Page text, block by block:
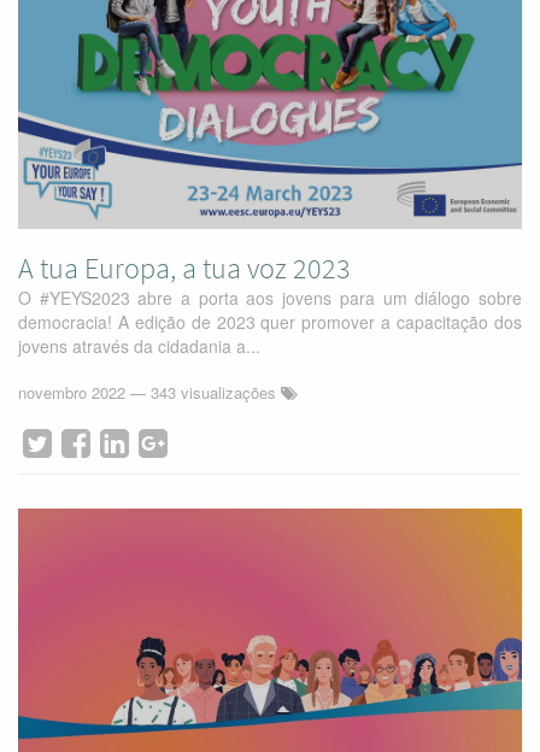
A tua Europa, a tua voz 2023
O #YEYS2023 abre a porta aos jovens para um diálogo sobre
democracia! A edição de 2023 quer promover a capacitação dos
jovens através da cidadania a...
novembro 2022 — 343 visualizações